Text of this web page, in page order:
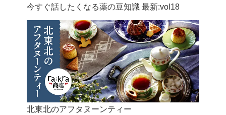
今すぐ話したくなる薬の豆知識 最新:vol18
北東北のアフタヌーンティー